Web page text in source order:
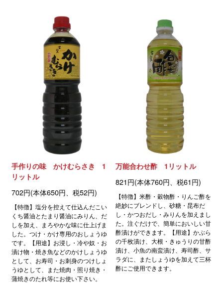
手作りの味 かけむらさき 1
リットル
702円(本体650円、税52円)
【特徴】塩分を控えて仕込んだこい
くち醤油とたまり醤油にみりん、だ
しを加え、まろやかな味に仕上げま
した。つけ・かけ専用のおしょうゆ
です。【用途】お浸し・冷や奴・お
漬け物・焼き魚などのかけしょうゆ
として、お寿司・お刺身のつけしょ
うゆとして、また焼肉・照り焼き・
蒲焼きのたれ等にお使い下さい。
万能合わせ酢 1リットル
821円(本体760円、税61円)
【特徴】米酢・穀物酢・りんご酢を
絶妙にブレンドし、砂糖・昆布だ
し・かつおだし・みりんを加えまし
た。注ぐだけで、簡単においしい甘
酢漬けができます。【用途】かぶら
の千枚漬け、大根・きゅうりの甘酢
漬け、小魚の南蛮漬け、寿司酢、サ
ラダに、またしょうゆを加えて三杯
酢にご使用できます。